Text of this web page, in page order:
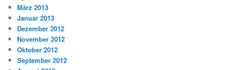
März 2013
Januar 2013
Dezember 2012
November 2012
Oktober 2012
September 2012